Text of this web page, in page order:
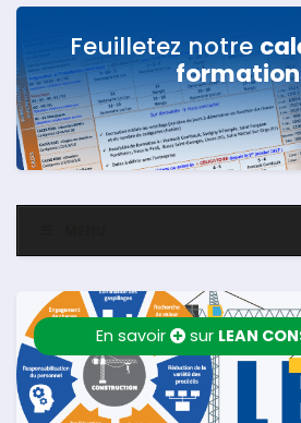
Feuilletez notre
En savoir sur LEAN